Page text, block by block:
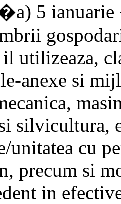
5
il utilizeaza,
anexe si
silvicultura,
unitatea cu
precum si
in